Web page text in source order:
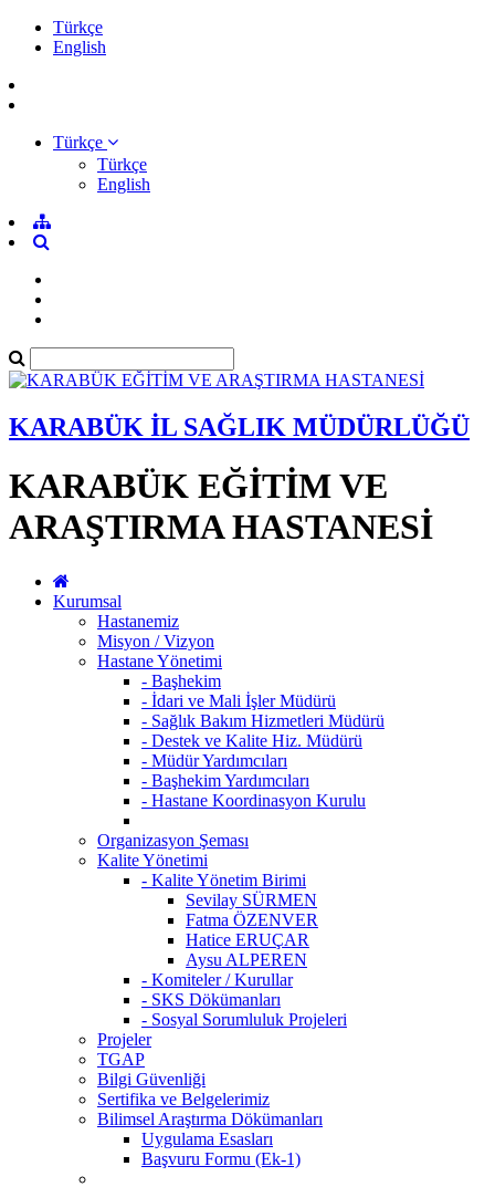
Türkçe
English
Türkçe
Türkçe
English
KARABÜK İL SAĞLIK MÜDÜRLÜĞÜ
KARABÜK EĞİTİM VE
ARAŞTIRMA HASTANESİ
Kurumsal
Hastanemiz
Misyon / Vizyon
Hastane Yönetimi
- Başhekim
- İdari ve Mali İşler Müdürü
- Sağlık Bakım Hizmetleri Müdürü
- Destek ve Kalite Hiz. Müdürü
- Müdür Yardımcıları
- Başhekim Yardımcıları
- Hastane Koordinasyon Kurulu
Organizasyon Şeması
Kalite Yönetimi
- Kalite Yönetim Birimi
Sevilay SÜRMEN
Fatma ÖZENVER
Hatice ERUÇAR
Aysu ALPEREN
- Komiteler / Kurullar
- SKS Dökümanları
- Sosyal Sorumluluk Projeleri
Projeler
TGAP
Bilgi Güvenliği
Sertifika ve Belgelerimiz
Bilimsel Araştırma Dökümanları
Uygulama Esasları
Başvuru Formu (Ek-1)